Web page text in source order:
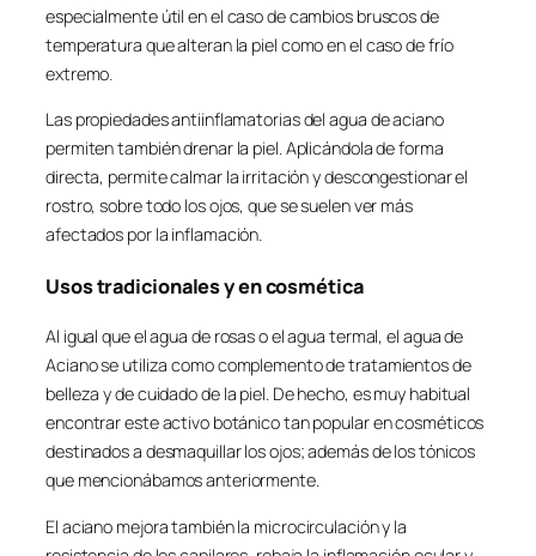
especialmente útil en el caso de cambios bruscos de
temperatura que alteran la piel como en el caso de frío
extremo.
Las propiedades antiinflamatorias del agua de aciano
permiten también drenar la piel. Aplicándola de forma
directa, permite calmar la irritación y descongestionar el
rostro, sobre todo los ojos, que se suelen ver más
afectados por la inflamación.
Usos tradicionales y en cosmética
Al igual que el agua de rosas o el agua termal, el agua de
Aciano se utiliza como complemento de tratamientos de
belleza y de cuidado de la piel. De hecho, es muy habitual
encontrar este activo botánico tan popular en cosméticos
destinados a desmaquillar los ojos; además de los tónicos
que mencionábamos anteriormente.
El aciano mejora también la microcirculación y la